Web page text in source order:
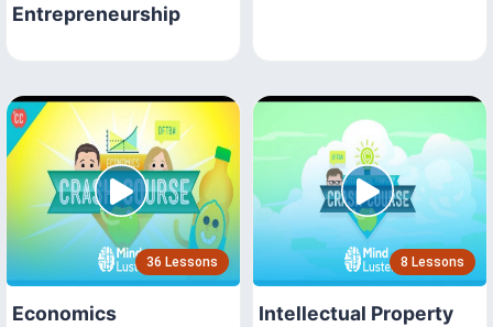
Entrepreneurship
36 Lessons
Economics
8 Lessons
Intellectual Property